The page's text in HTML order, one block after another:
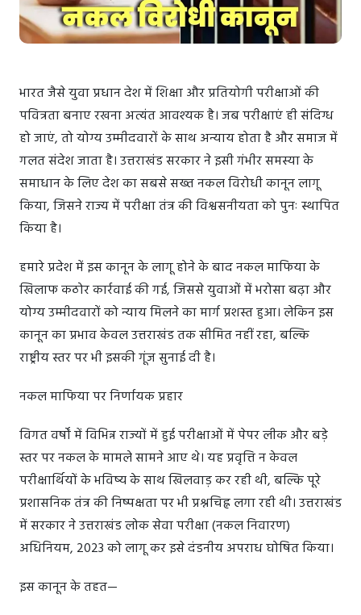
भारत जैसे युवा प्रधान देश में शिक्षा और प्रतियोगी परीक्षाओं की
पवित्रता बनाए रखना अत्यंत आवश्यक है। जब परीक्षाएं ही संदिग्ध
हो जाएं, तो योग्य उम्मीदवारों के साथ अन्याय होता है और समाज में
गलत संदेश जाता है। उत्तराखंड सरकार ने इसी गंभीर समस्या के
समाधान के लिए देश का सबसे सख्त नकल विरोधी कानून लागू
किया, जिसने राज्य में परीक्षा तंत्र की विश्वसनीयता को पुनः स्थापित
किया है।
हमारे प्रदेश में इस कानून के लागू होने के बाद नकल माफिया के
खिलाफ कठोर कार्रवाई की गई, जिससे युवाओं में भरोसा बढ़ा और
योग्य उम्मीदवारों को न्याय मिलने का मार्ग प्रशस्त हुआ। लेकिन इस
कानून का प्रभाव केवल उत्तराखंड तक सीमित नहीं रहा, बल्कि
राष्ट्रीय स्तर पर भी इसकी गूंज सुनाई दी है।
नकल माफिया पर निर्णायक प्रहार
विगत वर्षों में विभिन्न राज्यों में हुई परीक्षाओं में पेपर लीक और बड़े
स्तर पर नकल के मामले सामने आए थे। यह प्रवृत्ति न केवल
परीक्षार्थियों के भविष्य के साथ खिलवाड़ कर रही थी, बल्कि पूरे
प्रशासनिक तंत्र की निष्पक्षता पर भी प्रश्नचिह्न लगा रही थी। उत्तराखंड
में सरकार ने उत्तराखंड लोक सेवा परीक्षा (नकल निवारण)
अधिनियम, 2023 को लागू कर इसे दंडनीय अपराध घोषित किया।
इस कानून के तहत—